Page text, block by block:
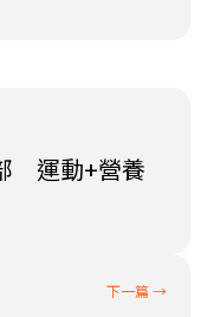
運動+營養